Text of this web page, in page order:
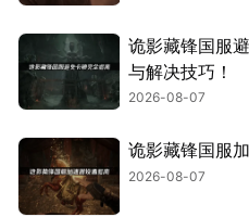
诡影藏锋国服
与解决技巧！
2026-08-07
诡影藏锋国服
2026-08-07